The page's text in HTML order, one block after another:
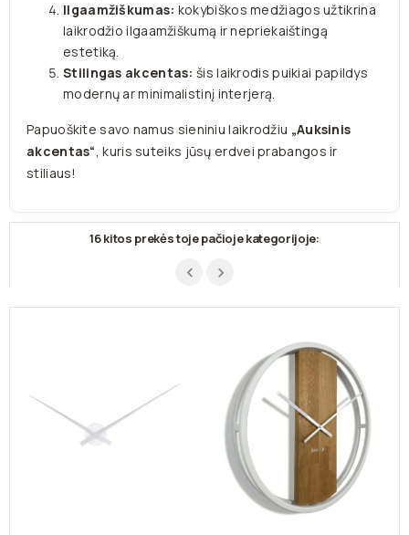
Ilgaamžiškumas: kokybiškos medžiagos užtikrina
laikrodžio ilgaamžiškumą ir nepriekaištingą
estetiką.
Stilingas akcentas: šis laikrodis puikiai papildys
modernų ar minimalistinį interjerą.
Papuoškite savo namus sieniniu laikrodžiu „Auksinis
akcentas“, kuris suteiks jūsų erdvei prabangos ir
stiliaus!
16 kitos prekės toje pačioje kategorijoje: